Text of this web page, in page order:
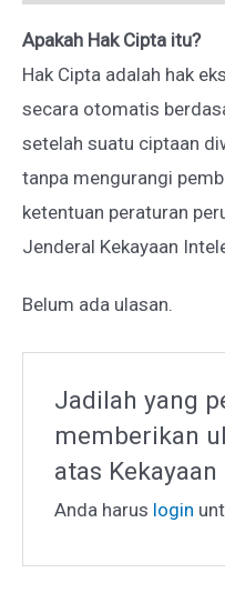
Apakah Hak Cipta itu?
Hak Cipta adalah hak
secara otomatis
setelah suatu ciptaan
tanpa mengurangi
ketentuan peraturan
Jenderal Kekayaan
Belum ada ulasan.
Jadilah yang
memberikan
atas
Anda harus login